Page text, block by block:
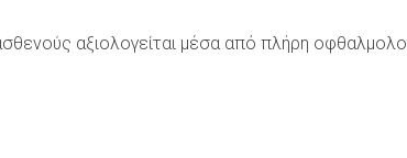
αξιολογείται μέσα από πλήρη